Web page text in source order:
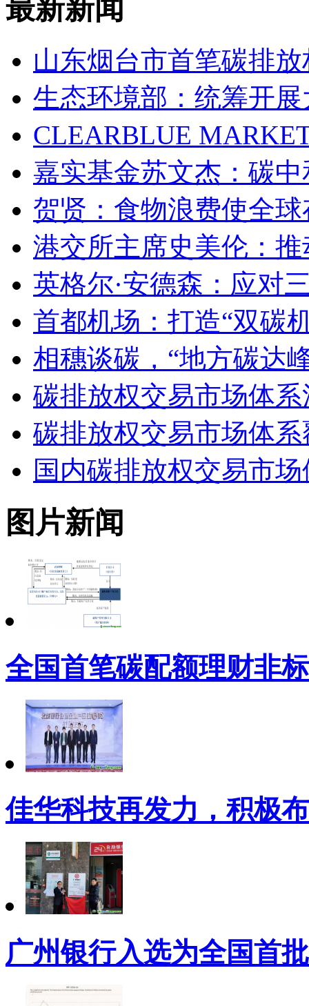
最新新闻
山东烟台市首笔碳排
生态环境部：统筹开
CLEARBLUE
嘉实基金苏文杰：碳
贺贤：食物浪费使全
港交所主席史美伦：
英格尔·安德森：应对
首都机场：打造“双碳
相穗谈碳，“地方碳达
碳排放权交易市场体
碳排放权交易市场体
国内碳排放权交易市
图片新闻
全国首笔碳配额理财非
佳华科技再发力，积极
广州银行入选为全国首